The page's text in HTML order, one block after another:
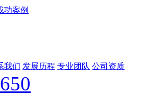
功案例
我们 发展历程 专业团队 公司资质